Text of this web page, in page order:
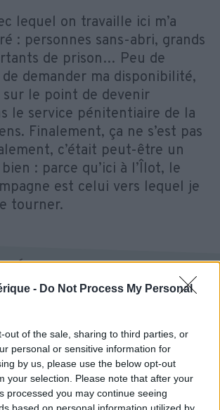
- Do Not Process My Personal
out of the sale, sharing to third parties, or
personal or sensitive information for
by us, please use the below opt-out
your selection. Please note that after your
processed you may continue seeing
lequel on travaille ici m’a
: personnes sans-abri, grands
de prison… Peu de
demander ma disponibilité,
sur le point de devenir
le service pénitentiaire de la
Finalement, ça ne s’est pas
c’était peut-être un
: parce qu’ici à l’Îlot, le
est celui vers lequel je
tourner.
DÉCOUVRIR AUSSI